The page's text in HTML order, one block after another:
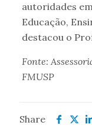
autoridades
Educação,
destacou o
Fonte:
FMUSP
Share